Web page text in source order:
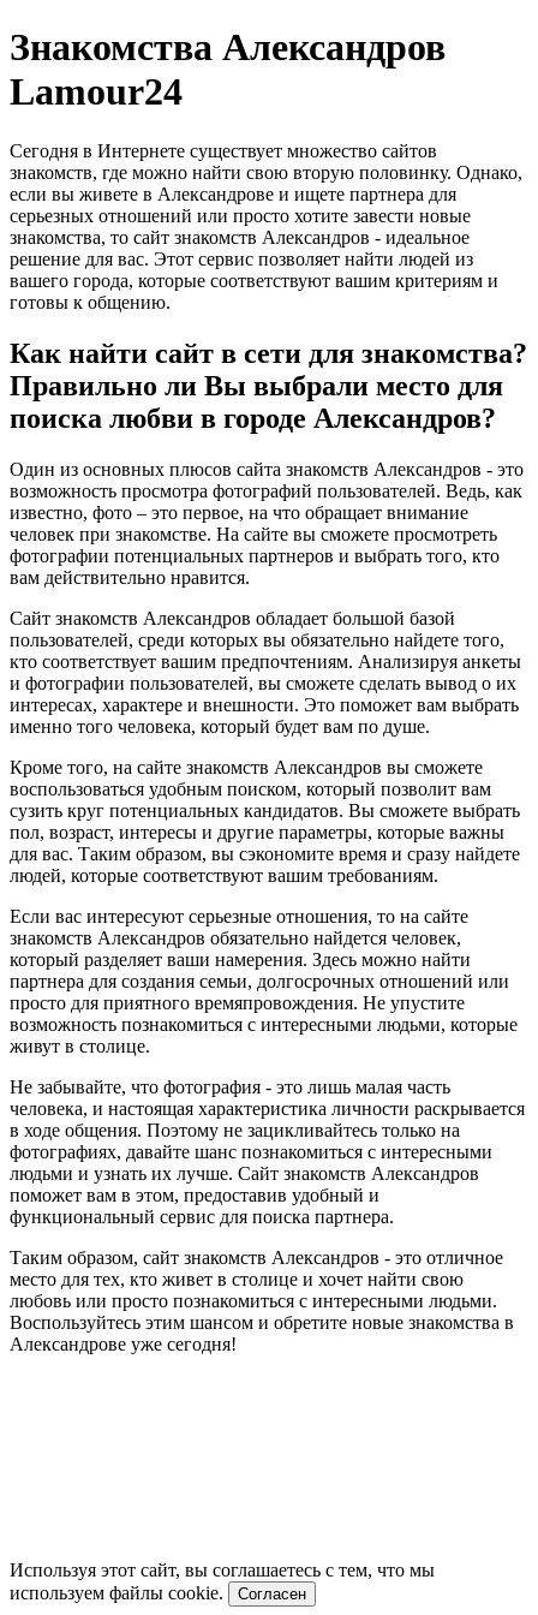
Знакомства Александров
Lamour24
Сегодня в Интернете существует множество сайтов
знакомств, где можно найти свою вторую половинку. Однако,
если вы живете в Александрове и ищете партнера для
серьезных отношений или просто хотите завести новые
знакомства, то сайт знакомств Александров - идеальное
решение для вас. Этот сервис позволяет найти людей из
вашего города, которые соответствуют вашим критериям и
готовы к общению.
Как найти сайт в сети для знакомства?
Правильно ли Вы выбрали место для
поиска любви в городе Александров?
Один из основных плюсов сайта знакомств Александров - это
возможность просмотра фотографий пользователей. Ведь, как
известно, фото – это первое, на что обращает внимание
человек при знакомстве. На сайте вы сможете просмотреть
фотографии потенциальных партнеров и выбрать того, кто
вам действительно нравится.
Сайт знакомств Александров обладает большой базой
пользователей, среди которых вы обязательно найдете того,
кто соответствует вашим предпочтениям. Анализируя анкеты
и фотографии пользователей, вы сможете сделать вывод о их
интересах, характере и внешности. Это поможет вам выбрать
именно того человека, который будет вам по душе.
Кроме того, на сайте знакомств Александров вы сможете
воспользоваться удобным поиском, который позволит вам
сузить круг потенциальных кандидатов. Вы сможете выбрать
пол, возраст, интересы и другие параметры, которые важны
для вас. Таким образом, вы сэкономите время и сразу найдете
людей, которые соответствуют вашим требованиям.
Если вас интересуют серьезные отношения, то на сайте
знакомств Александров обязательно найдется человек,
который разделяет ваши намерения. Здесь можно найти
партнера для создания семьи, долгосрочных отношений или
просто для приятного времяпровождения. Не упустите
возможность познакомиться с интересными людьми, которые
живут в столице.
Не забывайте, что фотография - это лишь малая часть
человека, и настоящая характеристика личности раскрывается
в ходе общения. Поэтому не зацикливайтесь только на
фотографиях, давайте шанс познакомиться с интересными
людьми и узнать их лучше. Сайт знакомств Александров
поможет вам в этом, предоставив удобный и
функциональный сервис для поиска партнера.
Таким образом, сайт знакомств Александров - это отличное
место для тех, кто живет в столице и хочет найти свою
любовь или просто познакомиться с интересными людьми.
Воспользуйтесь этим шансом и обретите новые знакомства в
Александрове уже сегодня!
Используя этот сайт, вы соглашаетесь с тем, что мы
используем файлы cookie.
Согласен